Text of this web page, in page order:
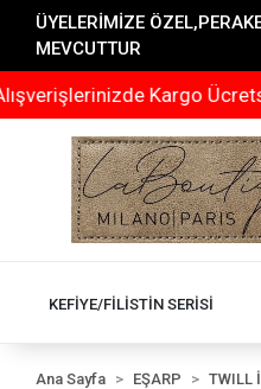
ÜYELERİMİZE
MEVCUTTUR
Kargo Ücretsizdir
KEFİYE/FİLİSTİN SERİSİ
Ana Sayfa EŞARP TWILL